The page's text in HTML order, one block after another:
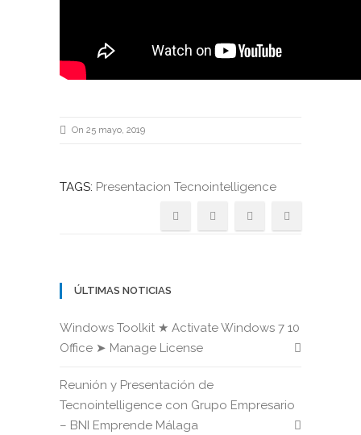
On 25 mayo, 2019
TAGS: Presentacion Tecnointelligence
ÚLTIMAS NOTICIAS
Windows Toolkit ★ Activate Windows 7 10
Office ➤ Manage License
Reunión y Presentación de
Tecnointelligence con Grupo Empresario
– BNI Emprende Málaga